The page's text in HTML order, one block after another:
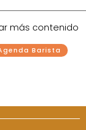
más contenido
Barista